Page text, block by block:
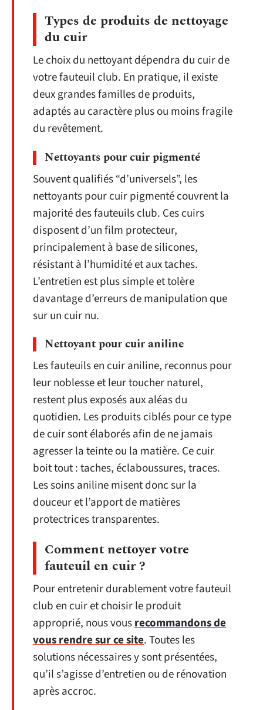
Types de produits de nettoyage
du cuir
Le choix du nettoyant dépendra du cuir de
votre fauteuil club. En pratique, il existe
deux grandes familles de produits,
adaptés au caractère plus ou moins fragile
du revêtement.
Nettoyants pour cuir pigmenté
Souvent qualifiés “d’universels”, les
nettoyants pour cuir pigmenté couvrent la
majorité des fauteuils club. Ces cuirs
disposent d’un film protecteur,
principalement à base de silicones,
résistant à l’humidité et aux taches.
L’entretien est plus simple et tolère
davantage d’erreurs de manipulation que
sur un cuir nu.
Nettoyant pour cuir aniline
Les fauteuils en cuir aniline, reconnus pour
leur noblesse et leur toucher naturel,
restent plus exposés aux aléas du
quotidien. Les produits ciblés pour ce type
de cuir sont élaborés afin de ne jamais
agresser la teinte ou la matière. Ce cuir
boit tout : taches, éclaboussures, traces.
Les soins aniline misent donc sur la
douceur et l’apport de matières
protectrices transparentes.
Comment nettoyer votre
fauteuil en cuir ?
Pour entretenir durablement votre fauteuil
club en cuir et choisir le produit
approprié, nous vousrecommandons de
vous rendre sur ce site. Toutes les
solutions nécessaires y sont présentées,
qu’il s’agisse d’entretien ou de rénovation
après accroc.